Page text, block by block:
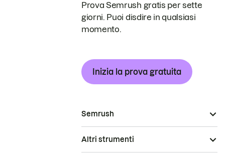
Prova Semrush gratis per sette
giorni. Puoi disdire in qualsiasi
momento.
Inizia la prova gratuita
Semrush
Altri strumenti